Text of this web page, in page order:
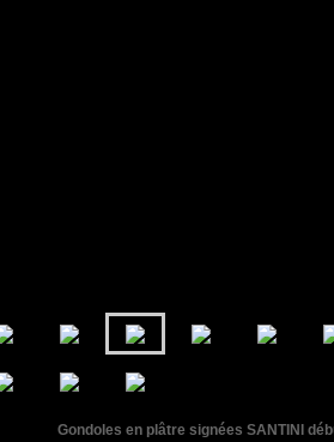
Gondoles en plâtre signées SANTINI